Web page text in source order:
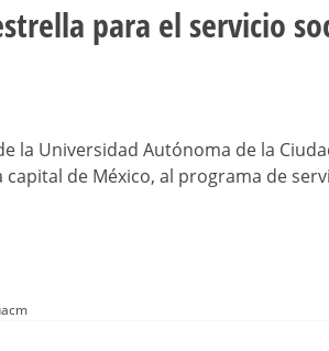
para el servicio
la Universidad Autónoma de la
de México, al programa de